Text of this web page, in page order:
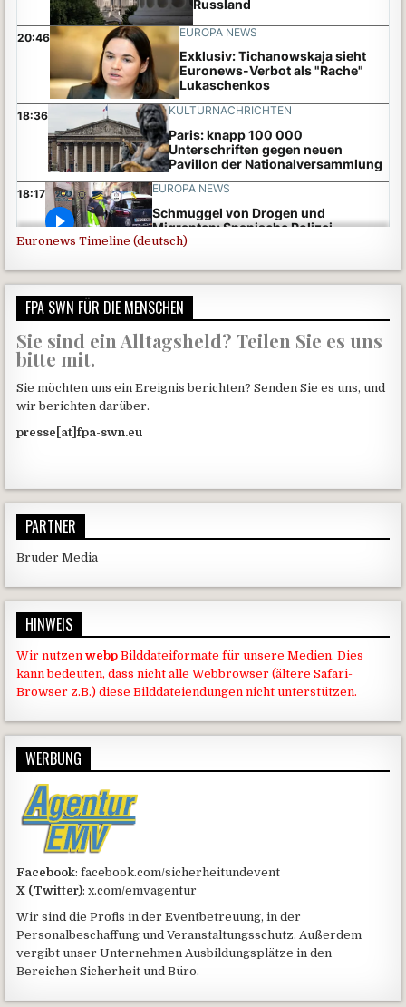
Euronews Timeline (deutsch)
FPA SWN FÜR DIE MENSCHEN
Sie sind ein Alltagsheld? Teilen Sie es uns
bitte mit.
Sie möchten uns ein Ereignis berichten? Senden Sie es uns, und
wir berichten darüber.
presse[at]fpa-swn.eu
PARTNER
Bruder Media
HINWEIS
Wir nutzen webp Bilddateiformate für unsere Medien. Dies
kann bedeuten, dass nicht alle Webbrowser (ältere Safari-
Browser z.B.) diese Bilddateiendungen nicht unterstützen.
WERBUNG
Facebook: facebook.com/sicherheitundevent
X (Twitter): x.com/emvagentur
Wir sind die Profis in der Eventbetreuung, in der
Personalbeschaffung und Veranstaltungsschutz. Außerdem
vergibt unser Unternehmen Ausbildungsplätze in den
Bereichen Sicherheit und Büro.